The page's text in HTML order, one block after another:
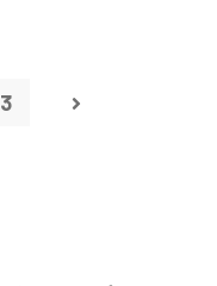
3